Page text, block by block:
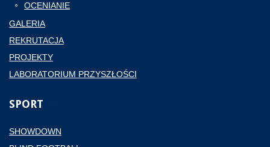
OCENIANIE
GALERIA
REKRUTACJA
PROJEKTY
LABORATORIUM PRZYSZŁOŚCI
SPORT
SHOWDOWN